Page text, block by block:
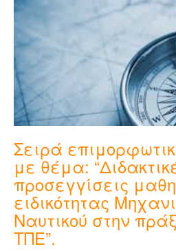
Σειρά
με θέμα:
προσεγγίσεις
ειδικότητας
Ναυτικού στην
ΤΠΕ”.